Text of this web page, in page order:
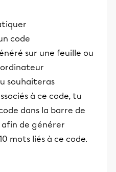
code
sur une feuille ou
souhaiteras
à ce code, tu
dans la barre de
de générer
mots liés à ce code.